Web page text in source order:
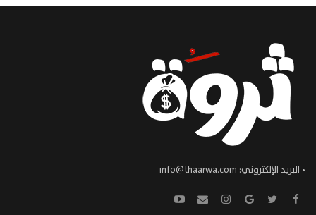
• البريد الإلكتروني: info@thaarwa.com